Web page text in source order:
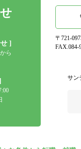
]
ら
〒721-
FAX.084-
サン